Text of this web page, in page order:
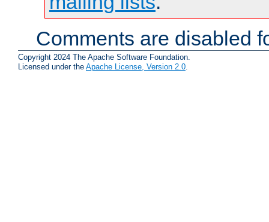
Comments are disabled
Copyright 2024 The Apache Software Foundation.
Licensed under the Apache License, Version 2.0